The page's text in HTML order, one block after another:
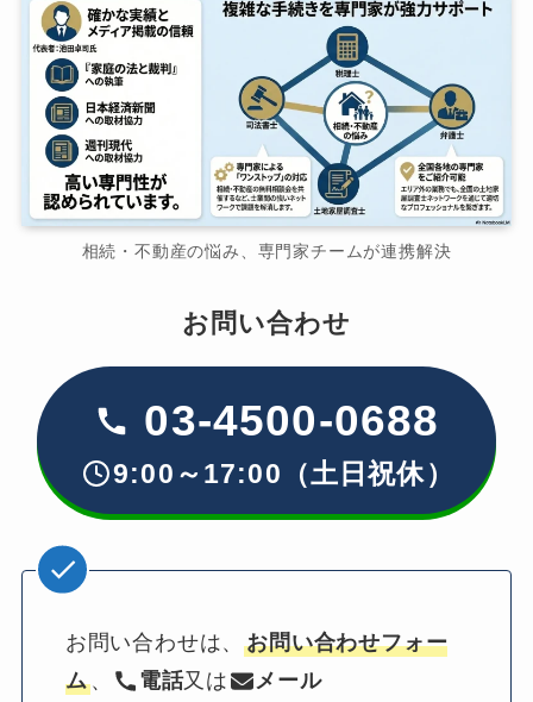
相続・不動産の悩み、専門家チームが連携解決
お問い合わせ
03-4500-0688
9:00～17:00（土日祝休）
お問い合わせは、お問い合わせフォー
ム、 電話又は メール